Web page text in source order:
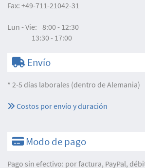
Fax: +49-711-21042-31
Lun - Vie: 8:00 - 12:30
13:30 - 17:00
Envío
* 2-5 días laborales (dentro de Alemania)
Costos por envío y duración
Modo de pago
Pago sin efectivo: por factura, PayPal,